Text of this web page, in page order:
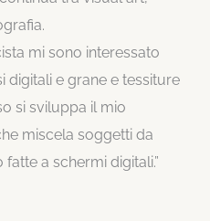
mi sono interessato
digitali e grane e tessiture
si sviluppa il mio
miscela soggetti da
a schermi digitali.”